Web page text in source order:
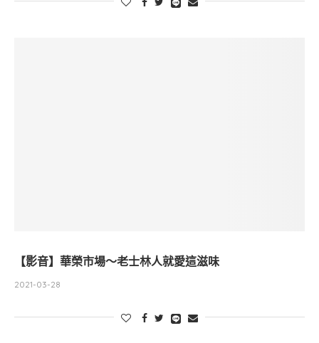
【影音】華榮市場～老士林人就愛這滋味
2021-03-28